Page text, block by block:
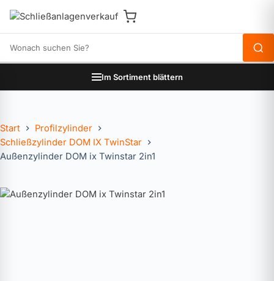
Im Sortiment blättern
Start
Profilzylinder
Schließzylinder DOM IX TwinStar
Außenzylinder DOM ix Twinstar 2in1